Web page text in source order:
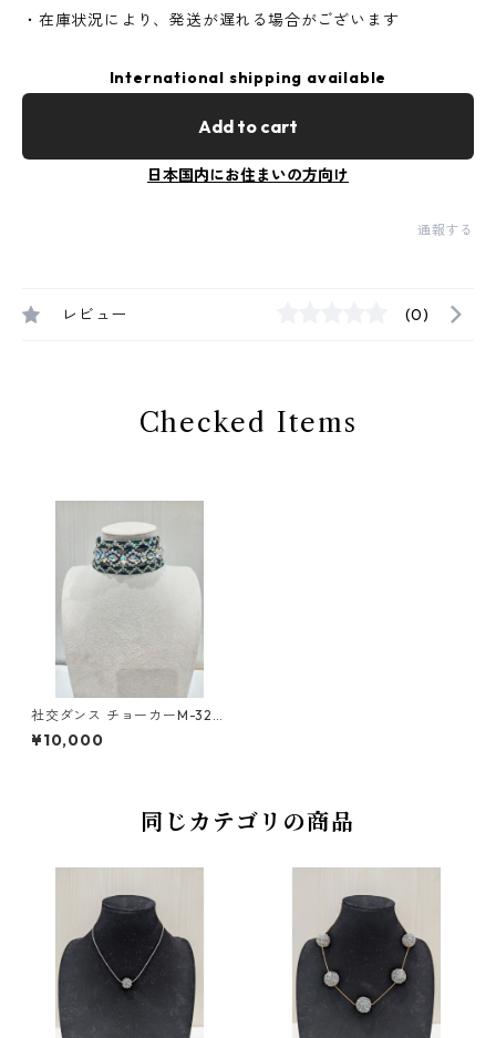
・在庫状況により、発送が遅れる場合がございます
International shipping available
Add to cart
日本国内にお住まいの方向け
通報する
レビュー (0)
Checked Items
社交ダンス チョーカーM-32ダ
ンスアクセサリー ベリーダン
ス ブライダル アクセサリー
¥10,000
同じカテゴリの商品